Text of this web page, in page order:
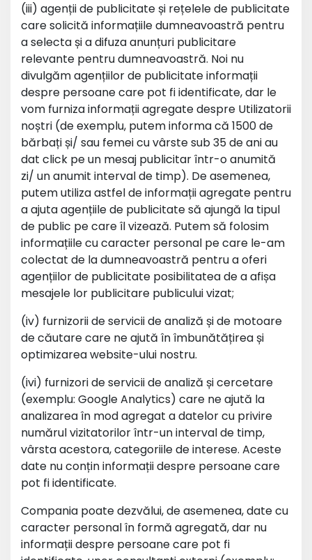
(iii) agenții de publicitate și rețelele de publicitate
care solicită informațiile dumneavoastră pentru
a selecta și a difuza anunțuri publicitare
relevante pentru dumneavoastră. Noi nu
divulgăm agențiilor de publicitate informații
despre persoane care pot fi identificate, dar le
vom furniza informații agregate despre Utilizatorii
noștri (de exemplu, putem informa că 1500 de
bărbați și/ sau femei cu vârste sub 35 de ani au
dat click pe un mesaj publicitar într-o anumită
zi/ un anumit interval de timp). De asemenea,
putem utiliza astfel de informații agregate pentru
a ajuta agențiile de publicitate să ajungă la tipul
de public pe care îl vizează. Putem să folosim
informațiile cu caracter personal pe care le-am
colectat de la dumneavoastră pentru a oferi
agențiilor de publicitate posibilitatea de a afișa
mesajele lor publicitare publicului vizat;
(iv) furnizorii de servicii de analiză și de motoare
de căutare care ne ajută în îmbunătățirea și
optimizarea website-ului nostru.
(ivi) furnizori de servicii de analiză și cercetare
(exemplu: Google Analytics) care ne ajută la
analizarea în mod agregat a datelor cu privire
numărul vizitatorilor într-un interval de timp,
vârsta acestora, categoriile de interese. Aceste
date nu conțin informații despre persoane care
pot fi identificate.
Compania poate dezvălui, de asemenea, date cu
caracter personal în formă agregată, dar nu
informații despre persoane care pot fi